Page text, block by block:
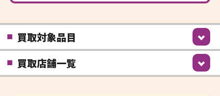
買取対象品目
買取店舗一覧